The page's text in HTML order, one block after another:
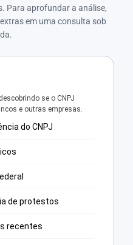
Para aprofundar a análise,
em uma consulta sob
se o CNPJ
e outras empresas.
do CNPJ
de protestos
recentes